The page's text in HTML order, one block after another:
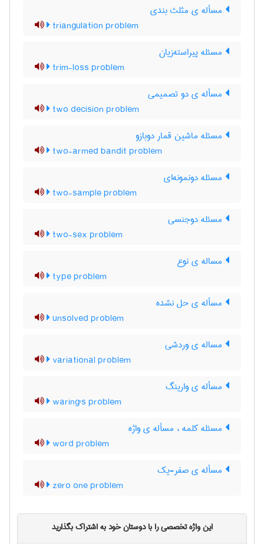
مسأله ی مثلث بندی
triangulation problem
مسئله پیراسته‌زیان
trim-loss problem
مسأله ی دو تصمیمی
two decision problem
مسئله ماشین قمار دوبازو
two-armed bandit problem
مسئله دونمونه‌ای
two-sample problem
مسئله دوجنسی
two-sex problem
مساله ی نوع
type problem
مسأله ی حل نشده
unsolved problem
مساله ی وردشی
variational problem
مسأله ی وارینگ
waring's problem
مسئله کلمه ، مسأله ی واژه
word problem
مسأله ی صفر-یک
zero one problem
این واژه تخصصی را با دوستان خود به اشتراک بگذارید